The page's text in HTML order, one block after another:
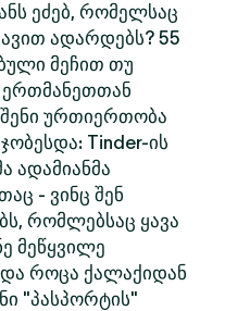
ეძებ, რომელსაც
ადარდებს? 55
მეჩით თუ
ერთმანეთთან
ურთიერთობა
Tinder-ის
ადამიანმა
- ვინც შენ
რომლებსაც ყავა
მეწყვილე
როცა ქალაქიდან
"პასპორტის"